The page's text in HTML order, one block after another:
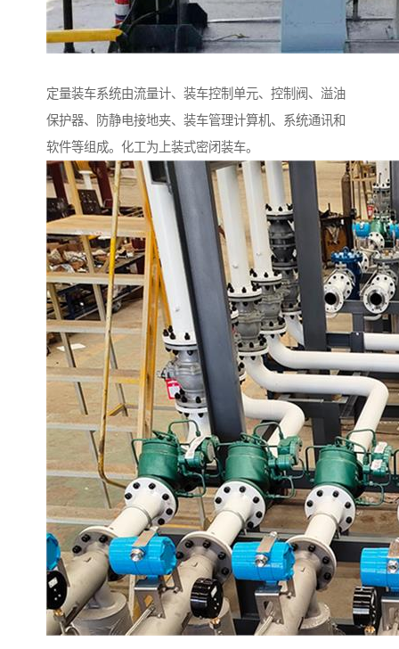
定量装车系统由流量计、装车控制单元、控制阀、溢油
保护器、防静电接地夹、装车管理计算机、系统通讯和
软件等组成。化工为上装式密闭装车。